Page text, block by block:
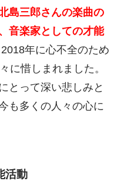
島三郎さんの楽曲の
音楽家としての才能
年に心不全のため
に惜しまれました。
とって深い悲しみと
も多くの人々の心に
活動